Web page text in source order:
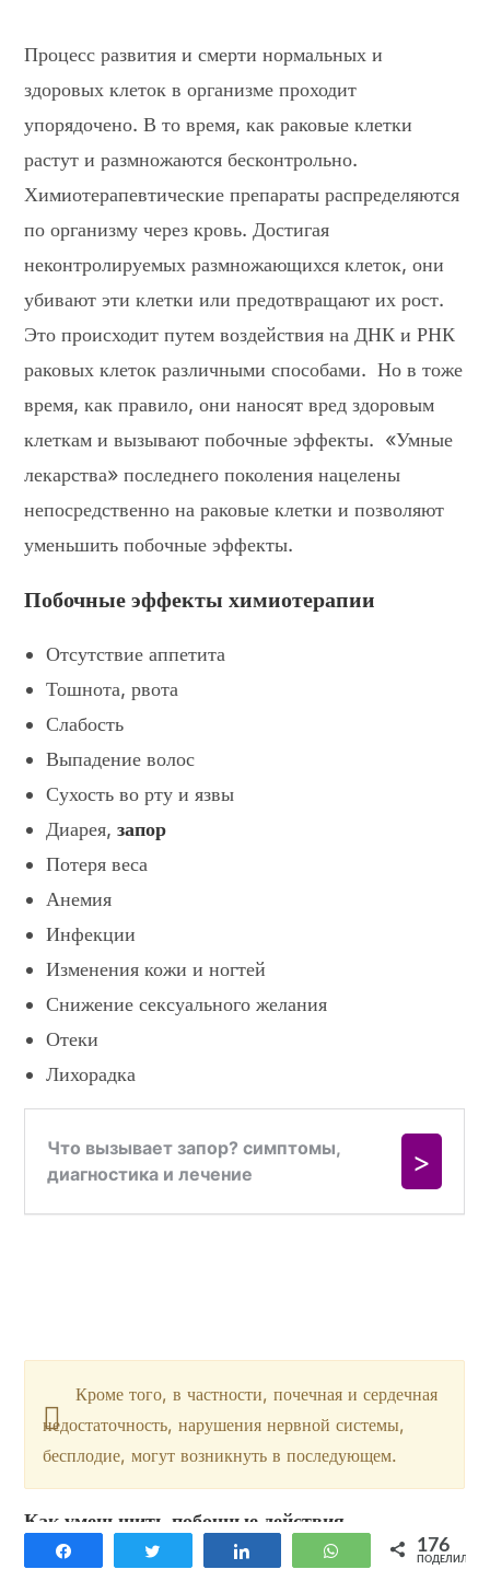
Процесс развития и смерти нормальных и
здоровых клеток в организме проходит
упорядочено. В то время, как раковые клетки
растут и размножаются бесконтрольно.
Химиотерапевтические препараты распределяются
по организму через кровь. Достигая
неконтролируемых размножающихся клеток, они
убивают эти клетки или предотвращают их рост.
Это происходит путем воздействия на ДНК и РНК
раковых клеток различными способами. Но в тоже
время, как правило, они наносят вред здоровым
клеткам и вызывают побочные эффекты. «Умные
лекарства» последнего поколения нацелены
непосредственно на раковые клетки и позволяют
уменьшить побочные эффекты.
Побочные эффекты химиотерапии
Отсутствие аппетита
Тошнота, рвота
Слабость
Выпадение волос
Сухость во рту и язвы
Диарея,запор
Потеря веса
Анемия
Инфекции
Изменения кожи и ногтей
Снижение сексуального желания
Отеки
Лихорадка
Кроме того, в частности, почечная и сердечная
недостаточность, нарушения нервной системы,
бесплодие, могут возникнуть в последующем.
Как уменьшить побочные действия
химиотерапии?
Поделиться Твитнуть Поделиться WhatsApp176
ПОДЕЛИЛИСЬ